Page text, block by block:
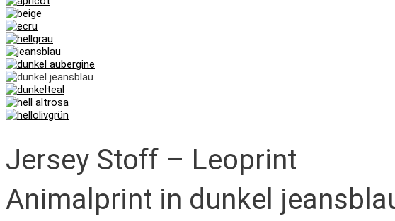
Jersey Stoff – Leoprint
Animalprint in dunkel